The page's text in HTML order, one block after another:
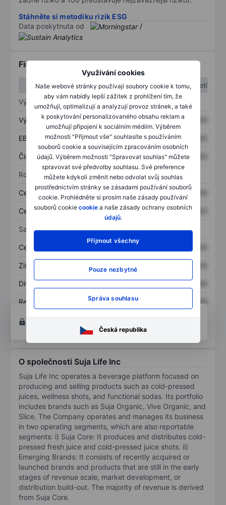
Využívání cookies
Naše webové stránky používají soubory cookie k tomu,
aby vám nabídly lepší zážitek z prohlížení tím, že
umožňují, optimalizují a analyzují provoz stránek, a také
k poskytování personalizovaného obsahu reklam a
umožňují připojení k sociálním médiím. Výběrem
možnosti "Přijmout vše" souhlasíte s používáním
souborů cookie a souvisejícím zpracováním osobních
údajů. Výběrem možnosti "Spravovat souhlas" můžete
spravovat své předvolby souhlasu. Své preference
můžete kdykoli změnit nebo odvolat svůj souhlas
prostřednictvím stránky se zásadami používání souborů
cookie. Prohlédněte si prosím naše zásady používání
souborů cookie cookie a naše zásady ochrany osobních
údajů.
Přijmout všechny
Pouze nezbytné
Správa souhlasu
Česká republika
Stáhněte si metodiku rizik ESG
Data poskytnuta od
/
Finanční informace
1. čtvrtletí
2. čtvrtletí
Výkaz zisku a ztráty
Výnos XXXXXXX XXXXXXX
EBITDA XXXXXXX XXXXXXX
Čistý příjem XXXXXXX XXXXXXX
Rozvaha
Celková aktiva XXXXXXX XXXXXXX
Celkový dluh XXXXXXX XXXXXXX
Sazby
Cena/tržby XXXXXXX
Zisk na akcii XXXXXXX
Dividenda na akcii
Rentabilita kapitálu XXXXXXX
XXXXXXX
Otevřete si účet
nástrojům pro grafy a analýzu.
O společnosti Suja Life Inc
Suja Life Inc operates a beverage platform focused on
producing and selling products such as cold-pressed
juices, wellness shots, and functional sodas. Its portfolio
includes brands such as Suja Organic, Vive Organic, and
Slice. The Company operates and manages its business
in two operating segments, which are also reportable
segments: i) Suja Core: It produces and distributes cold-
pressed fresh juice and cold-pressed juice shots. ii)
Emerging Brands: It consists of recently acquired or
launched brands and products that are still in the early
stages of revenue scale, market development, or
distribution build-out. The majority of revenue is derived
from Suja Core.